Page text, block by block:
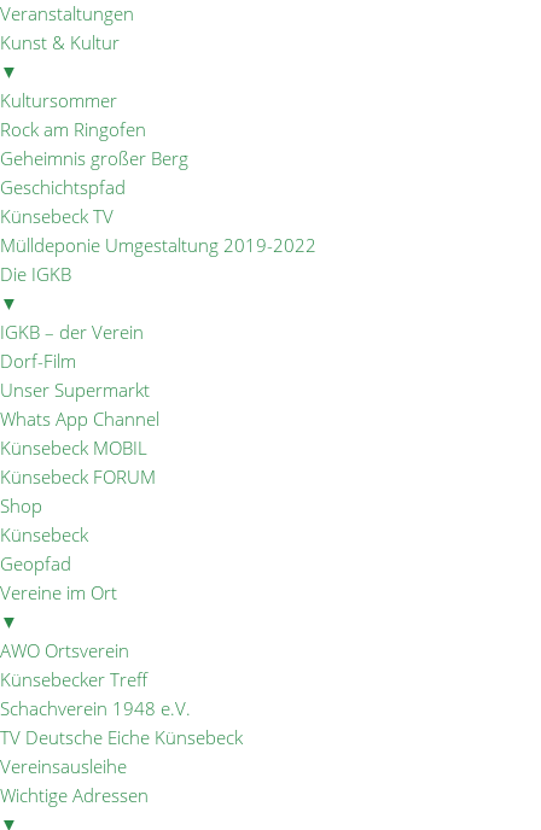
Veranstaltungen
Kunst & Kultur
▼
Kultursommer
Rock am Ringofen
Geheimnis großer Berg
Geschichtspfad
Künsebeck TV
Mülldeponie Umgestaltung 2019-2022
Die IGKB
▼
IGKB – der Verein
Dorf-Film
Unser Supermarkt
Whats App Channel
Künsebeck MOBIL
Künsebeck FORUM
Shop
Künsebeck
Geopfad
Vereine im Ort
▼
AWO Ortsverein
Künsebecker Treff
Schachverein 1948 e.V.
TV Deutsche Eiche Künsebeck
Vereinsausleihe
Wichtige Adressen
▼